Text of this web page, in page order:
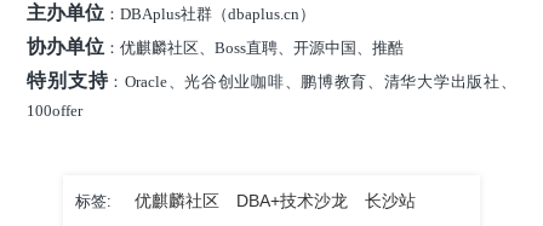
主办单位 ：DBAplus社群（dbaplus.cn）
协办单位 ：优麒麟社区、Boss直聘、开源中国、推酷
特别支持：Oracle、光谷创业咖啡、鹏博教育、清华大学出版社、
100offer
标签: 优麒麟社区 DBA+技术沙龙 长沙站